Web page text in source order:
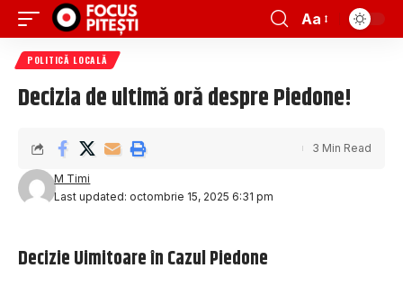
Aa
POLITICĂ LOCALĂ
Decizia de ultimă oră despre Piedone!
Last updated: octombrie 15, 2025 6:31 pm
M Timi
3 Min Read
Decizie Uimitoare în Cazul Piedone